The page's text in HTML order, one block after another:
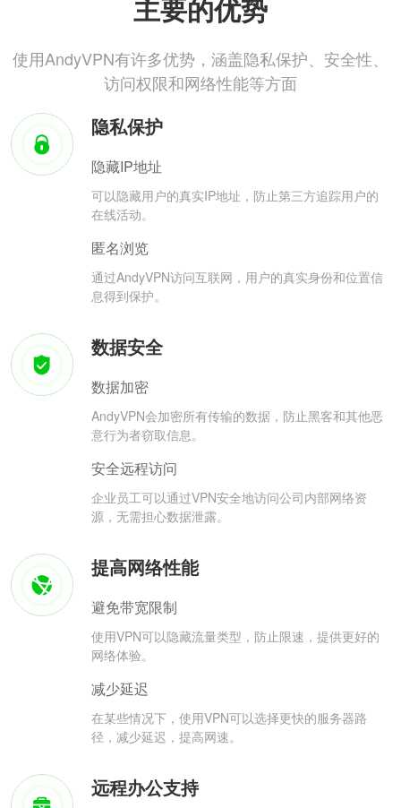
主要的优势
使用AndyVPN有许多优势，涵盖隐私保护、安全性、
访问权限和网络性能等方面
隐私保护
隐藏IP地址
可以隐藏用户的真实IP地址，防止第三方追踪用户的
在线活动。
匿名浏览
通过AndyVPN访问互联网，用户的真实身份和位置信
息得到保护。
数据安全
数据加密
AndyVPN会加密所有传输的数据，防止黑客和其他恶
意行为者窃取信息。
安全远程访问
企业员工可以通过VPN安全地访问公司内部网络资
源，无需担心数据泄露。
提高网络性能
避免带宽限制
使用VPN可以隐藏流量类型，防止限速，提供更好的
网络体验。
减少延迟
在某些情况下，使用VPN可以选择更快的服务器路
径，减少延迟，提高网速。
远程办公支持